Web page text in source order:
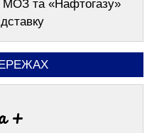
МОЗ та «Нафтогазу»
+